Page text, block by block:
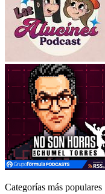
Categorías más populares